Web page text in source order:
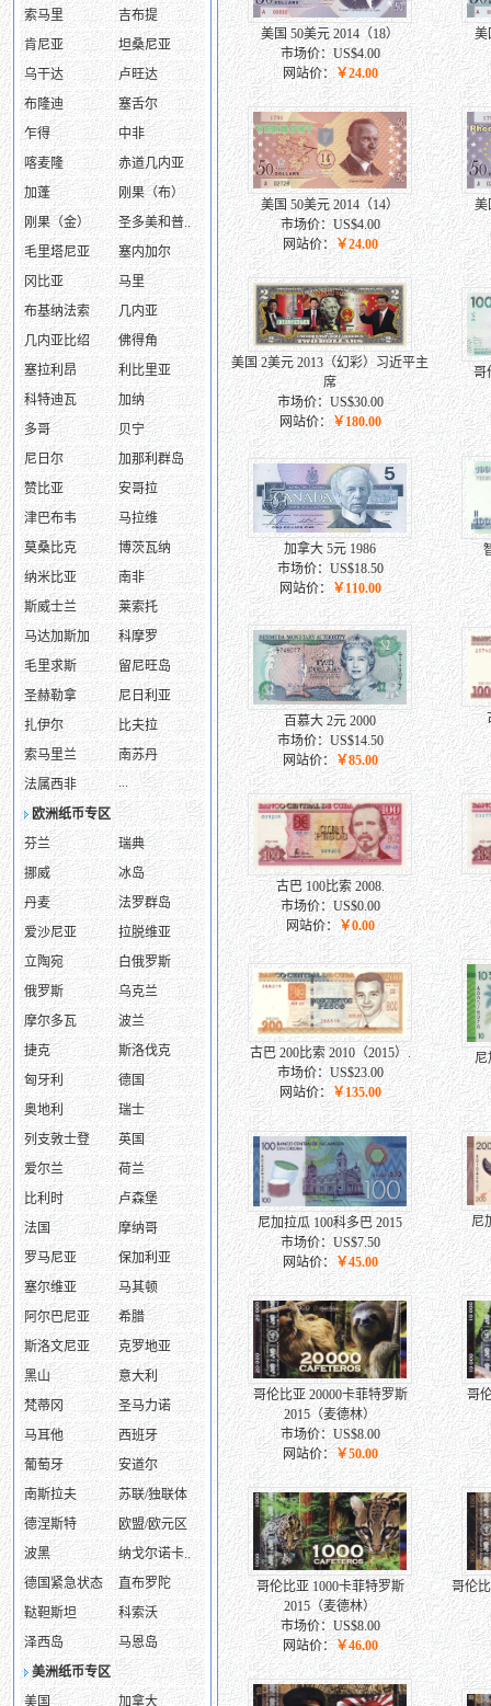
索马里
吉布提
肯尼亚
坦桑尼亚
乌干达
卢旺达
布隆迪
塞舌尔
乍得
中非
喀麦隆
赤道几内亚
加蓬
刚果（布）
刚果（金）
圣多美和普..
毛里塔尼亚
塞内加尔
冈比亚
马里
布基纳法索
几内亚
几内亚比绍
佛得角
塞拉利昂
利比里亚
科特迪瓦
加纳
多哥
贝宁
尼日尔
加那利群岛
赞比亚
安哥拉
津巴布韦
马拉维
莫桑比克
博茨瓦纳
纳米比亚
南非
斯威士兰
莱索托
马达加斯加
科摩罗
毛里求斯
留尼旺岛
圣赫勒拿
尼日利亚
扎伊尔
比夫拉
索马里兰
南苏丹
法属西非
...
欧洲纸币专区
芬兰
瑞典
挪威
冰岛
丹麦
法罗群岛
爱沙尼亚
拉脱维亚
立陶宛
白俄罗斯
俄罗斯
乌克兰
摩尔多瓦
波兰
捷克
斯洛伐克
匈牙利
德国
奥地利
瑞士
列支敦士登
英国
爱尔兰
荷兰
比利时
卢森堡
法国
摩纳哥
罗马尼亚
保加利亚
塞尔维亚
马其顿
阿尔巴尼亚
希腊
斯洛文尼亚
克罗地亚
黑山
意大利
梵蒂冈
圣马力诺
马耳他
西班牙
葡萄牙
安道尔
南斯拉夫
苏联/独联体
德涅斯特
欧盟/欧元区
波黑
纳戈尔诺卡..
德国紧急状态
直布罗陀
鞑靼斯坦
科索沃
泽西岛
马恩岛
美洲纸币专区
美国
加拿大
美国 50美元 2014（18）
市场价：US$4.00
网站价：￥24.00
美
美国 50美元 2014（14）
市场价：US$4.00
网站价：￥24.00
美
美国 2美元 2013（幻彩）习近平主
席
市场价：US$30.00
网站价：￥180.00
哥
加拿大 5元 1986
市场价：US$18.50
网站价： ￥110.00
百慕大 2元 2000
市场价：US$14.50
网站价： ￥85.00
古巴 100比索 2008.
市场价：US$0.00
网站价： ￥0.00
古巴 200比索 2010（2015）.
市场价：US$23.00
网站价： ￥135.00
尼
尼加拉瓜 100科多巴 2015
市场价：US$7.50
网站价： ￥45.00
尼
哥伦比亚 20000卡菲特罗斯
2015（麦德林）
市场价：US$8.00
网站价：￥50.00
哥
哥伦比亚 1000卡菲特罗斯
2015（麦德林）
市场价：US$8.00
网站价：￥46.00
哥伦